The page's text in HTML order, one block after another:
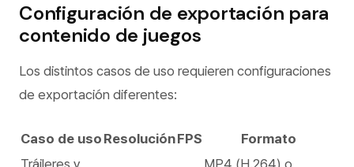
Configuración de exportación para
contenido de juegos
Los distintos casos de uso requieren configuraciones
de exportación diferentes:
Caso de uso ResoluciónFPS
Formato
Tráileres y
MP4 (H.264) o